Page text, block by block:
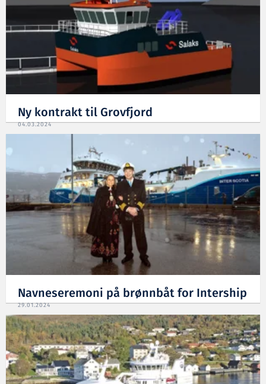
Ny kontrakt til Grovfjord
04.03.2024
Navneseremoni på brønnbåt for Intership
29.01.2024